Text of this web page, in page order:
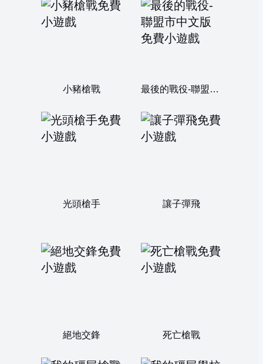
小豬槍戰 最後的戰役-聯盟市中文版
光頭槍手 讓子彈飛
絕地交鋒 死亡槍戰